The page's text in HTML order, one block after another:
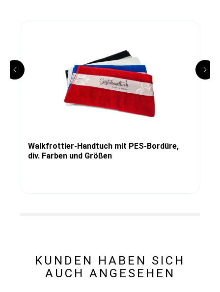
Walkfrottier-Handtuch mit PES-Bordüre,
div. Farben und Größen
KUNDEN HABEN SICH
AUCH ANGESEHEN